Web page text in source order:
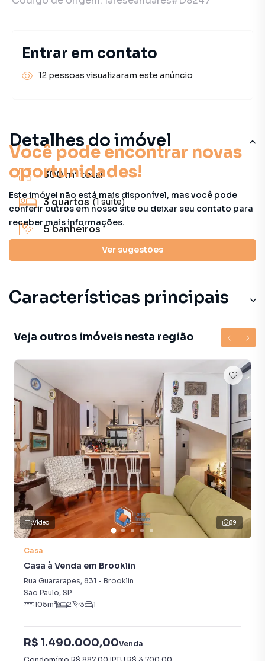
Você pode encontrar novas
oportunidades!
Este imóvel não está mais disponível, mas você pode
conferir outros em nosso site ou deixar seu contato para
receber mais informações.
Ver sugestões
Detalhes do imóvel
300 m²total
3quartos (1 suíte)
5banheiros
Características principais
Veja outros imóveis nesta região
39
Vídeo
Casa
Casa à Venda em Brooklin
Rua Guararapes, 831 - Brooklin
São Paulo, SP
105m² 2 3 1
R$ 1.490.000,00Venda
Condomínio R$ 887,00·IPTU R$ 3.700,00
Entrar em contato
12 pessoas visualizaram este anúncio